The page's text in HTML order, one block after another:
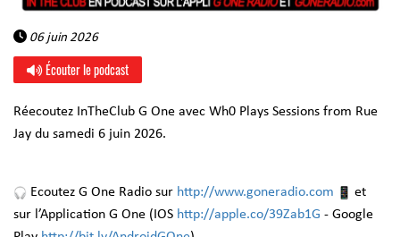
06 juin 2026
Écouter le podcast
Réecoutez InTheClub G One avec Wh0 Plays Sessions from Rue
Jay du samedi 6 juin 2026.
Ecoutez G One Radio sur http://www.goneradio.com
et
sur l’Application G One (IOS http://apple.co/39Zab1G - Google